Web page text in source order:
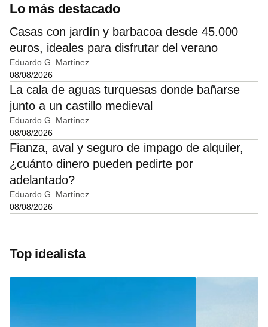
Lo más destacado
Casas con jardín y barbacoa desde 45.000
euros, ideales para disfrutar del verano
Eduardo G. Martínez
08/08/2026
La cala de aguas turquesas donde bañarse
junto a un castillo medieval
Eduardo G. Martínez
08/08/2026
Fianza, aval y seguro de impago de alquiler,
¿cuánto dinero pueden pedirte por
adelantado?
Eduardo G. Martínez
08/08/2026
Top idealista